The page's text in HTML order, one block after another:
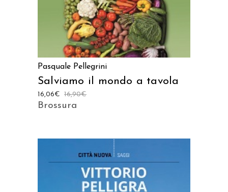
Pasquale Pellegrini
Salviamo il mondo a tavola
16,90€
16,06€
Brossura